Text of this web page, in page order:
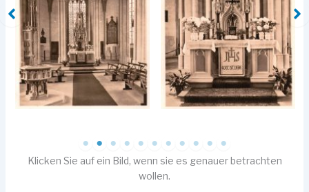
Klicken Sie auf ein Bild, wenn sie es genauer betrachten
wollen.